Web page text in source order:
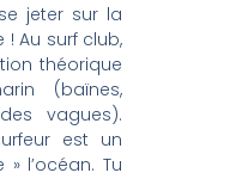
jeter sur la
Au surf club,
théorique
(baïnes,
vagues).
est un
l’océan. Tu